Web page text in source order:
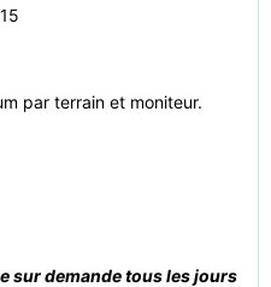
par terrain et moniteur.
sur demande tous les jours